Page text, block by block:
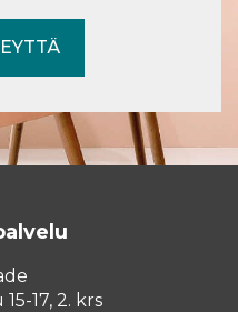
17, 2. krs